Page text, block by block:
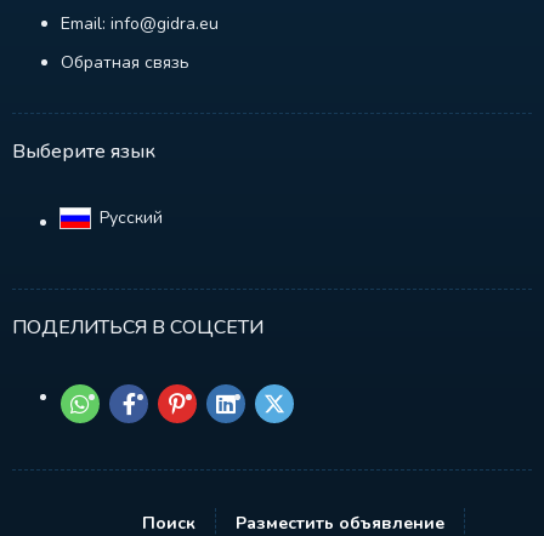
Email: info@gidra.eu
Обратная связь
Выберите язык
Русский‎
ПОДЕЛИТЬСЯ В СОЦСЕТИ
Поиск Разместить объявление